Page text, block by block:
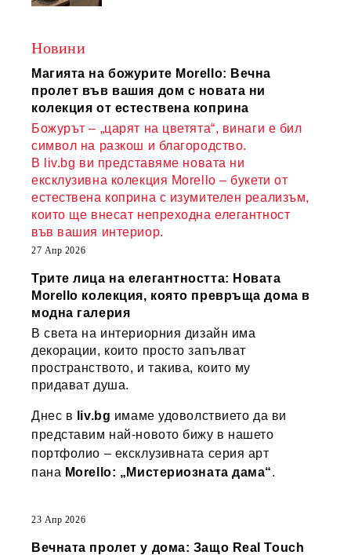
Новини
Магията на божурите Morello: Вечна
пролет във вашия дом с новата ни
колекция от естествена коприна
Божурът – „царят на цветята“, винаги е бил
символ на разкош и благородство.
В liv.bg ви представяме новата ни
ексклузивна колекция Morello – букети от
естествена коприна с изумителен реализъм,
които ще внесат непреходна елегантност
във вашия интериор.
27 Апр 2026
Трите лица на елегантността: Новата
Morello колекция, която превръща дома в
модна галерия
В света на интериорния дизайн има
декорации, които просто запълват
пространството, и такива, които му
придават душа.
Днес в liv.bg имаме удоволствието да ви
представим най-новото бижу в нашето
портфолио – ексклузивната серия арт
пана Morello: „Мистериозната дама“.
23 Апр 2026
Вечната пролет у дома: Защо Real Touch